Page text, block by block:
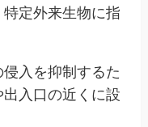
定外来生物に指
入を抑制するた
入口の近くに設